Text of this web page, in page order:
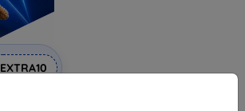
EXTRA10